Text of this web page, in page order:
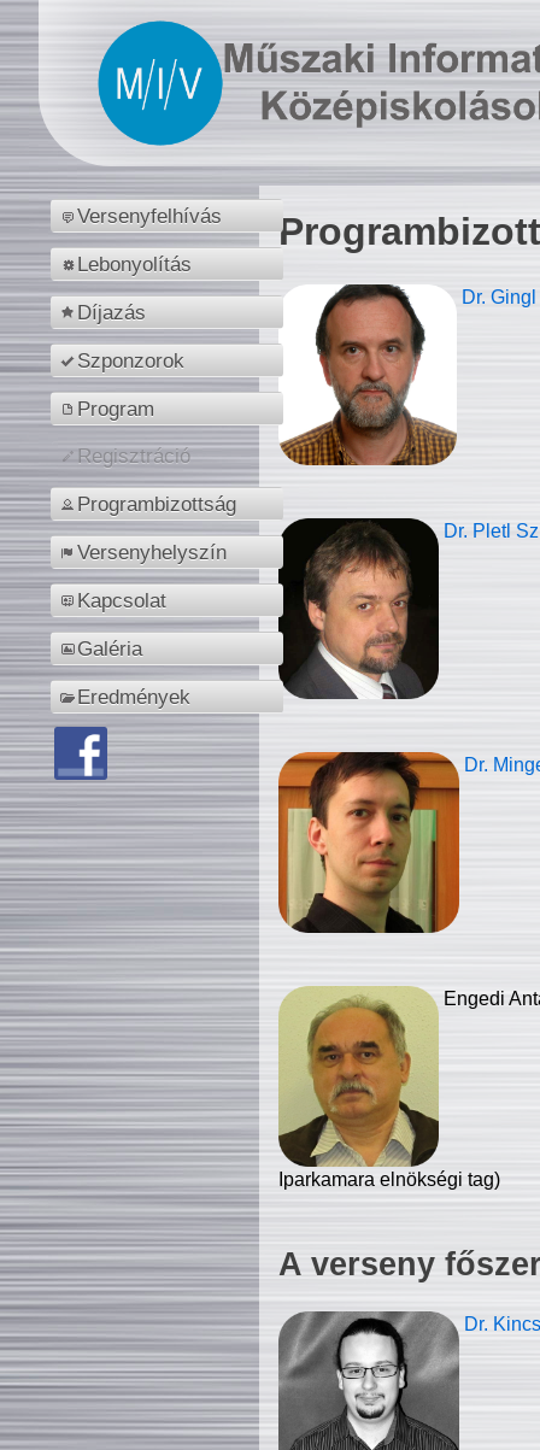
Versenyfelhívás
Lebonyolítás
Díjazás
Szponzorok
Program
Regisztráció
Programbizottság
Versenyhelyszín
Kapcsolat
Galéria
Eredmények
Dr.
Dr. Pletl
Dr.
Engedi
Iparkamara elnökségi tag)
A verseny
Dr.